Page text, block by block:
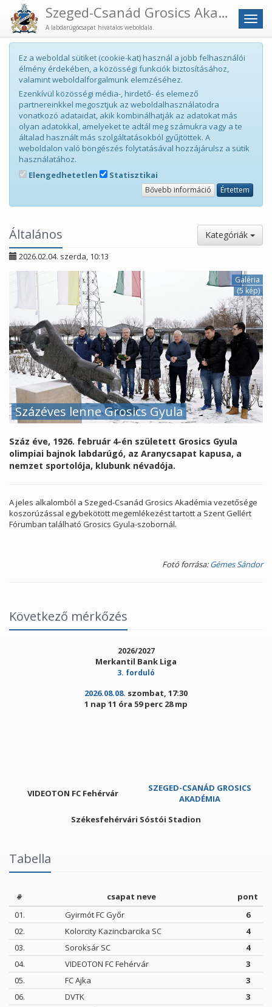
Menü
Szeged-Csanád Grosics Akadémia
A labdarúgócsapat hivatalos weboldala.
Ez a weboldal sütiket (cookie-kat) használ a jobb felhasználói
élmény érdekében, a közösségi funkciók biztosításához,
valamint weboldalforgalmunk elemzéséhez.
Ezenkívül közösségi média-, hirdető- és elemező
partnereinkkel megosztjuk az weboldalhasználatodra
vonatkozó adataidat, akik kombinálhatják az adatokat más
olyan adatokkal, amelyeket te adtál meg számukra vagy a te
általad használt más szolgáltatásokból gyűjtöttek. A
weboldalon való böngészés folytatásával hozzájárulsz a sütik
használatához.
Elengedhetetlen
Statisztikai
Bővebb információ Értettem
Általános Kategóriák
2026.02.04. szerda, 10:13
Százéves lenne Grosics Gyula
Galéria
(5 kép)
Száz éve, 1926. február 4-én született Grosics Gyula
olimpiai bajnok labdarúgó, az Aranycsapat kapusa, a
nemzet sportolója, klubunk névadója.
A jeles alkalomból a Szeged-Csanád Grosics Akadémia vezetősége
koszorúzással egybekötött megemlékezést tartott a Szent Gellért
Fórumban található Grosics Gyula-szobornál.
Fotó forrása:Gémes Sándor
Következő mérkőzés
2026/2027
Merkantil Bank Liga
3. forduló
2026.08.08. szombat, 17:30
1 nap 11 óra 59 perc 28 mp
VIDEOTON FC Fehérvár
SZEGED-CSANÁD GROSICS
AKADÉMIA
Székesfehérvári Sóstói Stadion
Tabella
# csapat neve
pont
01.
Gyirmót FC Győr
6
02.
Kolorcity Kazincbarcika SC
4
03.
Soroksár SC
4
04.
VIDEOTON FC Fehérvár
3
05.
FC Ajka
3
06.
DVTK
3